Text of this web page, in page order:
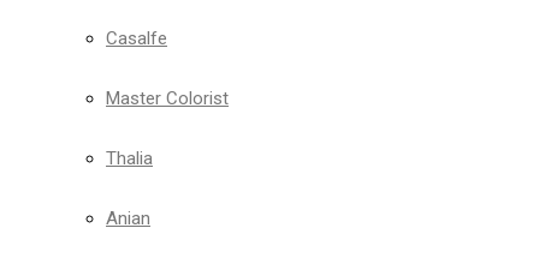
Casalfe
Master Colorist
Thalia
Anian